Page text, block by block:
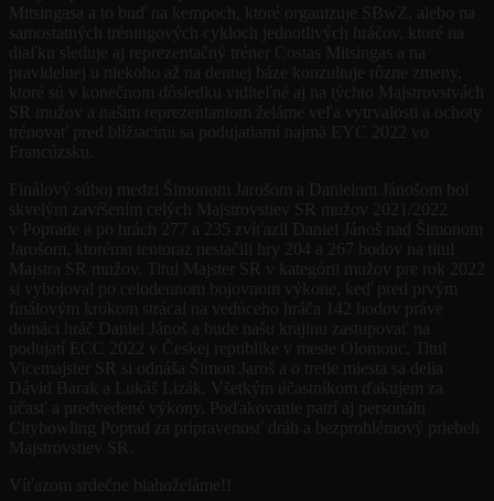
Mitsingasa a to buď na kempoch, ktoré organizuje SBwZ, alebo na
samostatných tréningových cykloch jednotlivých hráčov, ktoré na
diaľku sleduje aj reprezentačný tréner Costas Mitsingas a na
pravidelnej u niekoho až na dennej báze konzultuje rôzne zmeny,
ktoré sú v konečnom dôsledku viditeľné aj na týchto Majstrovstvách
SR mužov a našim reprezentantom želáme veľa vytrvalosti a ochoty
trénovať pred blížiacimi sa podujatiami najmä EYC 2022 vo
Francúzsku.
Finálový súboj medzi Šimonom Jarošom a Danielom Jánošom bol
skvelým zavŕšením celých Majstrovstiev SR mužov 2021/2022
v Poprade a po hrách 277 a 235 zvíťazil Daniel Jánoš nad Šimonom
Jarošom, ktorému tentoraz nestačili hry 204 a 267 bodov na titul
Majstra SR mužov. Titul Majster SR v kategórii mužov pre rok 2022
si vybojoval po celodennom bojovnom výkone, keď pred prvým
finálovým krokom strácal na vedúceho hráča 142 bodov práve
domáci hráč Daniel Jánoš a bude našu krajinu zastupovať na
podujatí ECC 2022 v Českej republike v meste Olomouc. Titul
Vicemajster SR si odnáša Šimon Jaroš a o tretie miesta sa delia
Dávid Barak a Lukáš Lizák. Všetkým účastníkom ďakujem za
účasť a predvedené výkony. Poďakovanie patrí aj personálu
Citybowling Poprad za pripravenosť dráh a bezproblémový priebeh
Majstrovstiev SR.
Víťazom srdečne blahoželáme!!